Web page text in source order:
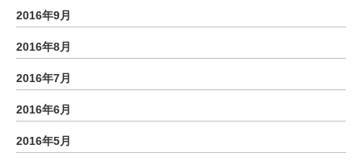
2016年9月
2016年8月
2016年7月
2016年6月
2016年5月